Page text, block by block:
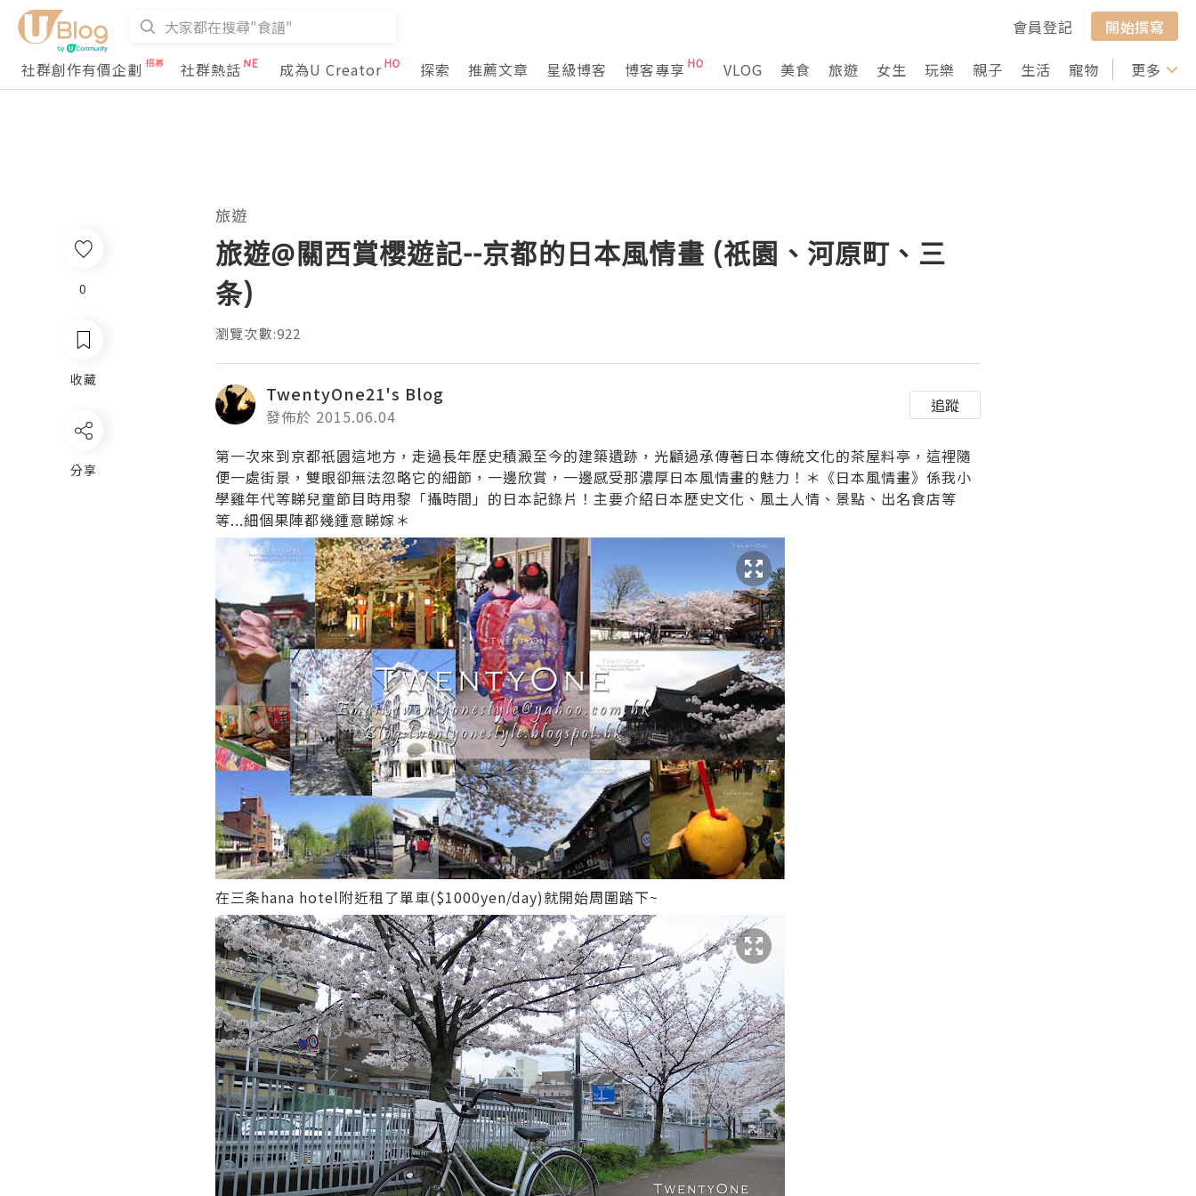
會員登記
開始撰寫
社群創作有價企劃
社群熱話 成為U Creator 探索 推薦文章 星級博客 博客專享 VLOG 美食 旅遊 女生 玩樂 親子 生活 寵物 行山 打卡
更多
0
收藏
分享
旅遊
旅遊@關西賞櫻遊記--京都的日本風情畫 (祇園、河原町、三
条)
瀏覽次數:922
TwentyOne21's Blog
發佈於 2015.06.04
追蹤
第一次來到京都祇園這地方，走過長年歷史積澱至今的建築遺跡，光顧過承傳著日本傳統文化的茶屋料亭，這裡隨
便一處街景，雙眼卻無法忽略它的細節，一邊欣賞，一邊感受那濃厚日本風情畫的魅力！＊《日本風情畫》係我小
學雞年代等睇兒童節目時用黎「攝時間」的日本記錄片！主要介紹日本歷史文化、風土人情、景點、出名食店等
等...細個果陣都幾鍾意睇嫁＊
在三条hana hotel附近租了單車($1000yen/day)就開始周圍踏下~